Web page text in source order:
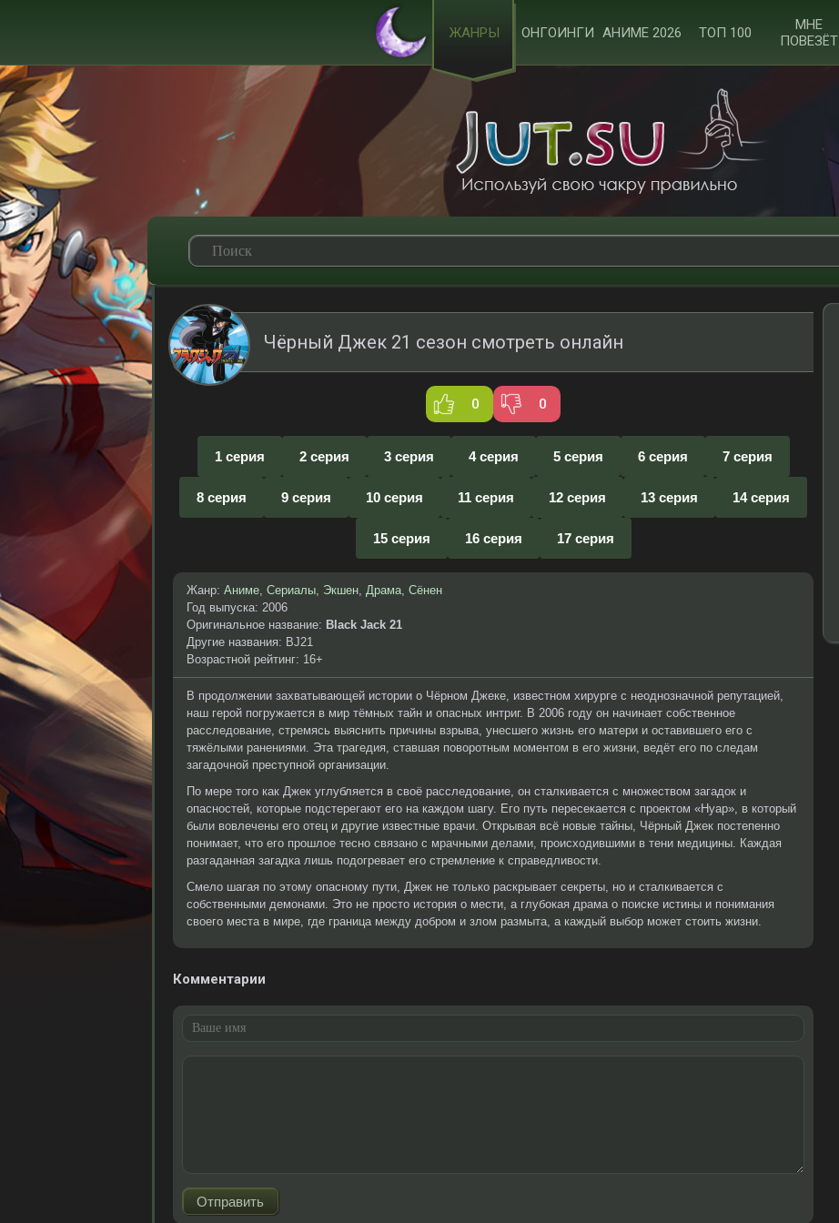
ЖАНРЫ ОНГОИНГИ АНИМЕ 2026 ТОП 100
МНЕ
ПОВЕЗЁТ
Чёрный Джек 21 сезон смотреть онлайн
0 0
1 серия 2 серия 3 серия 4 серия 5 серия 6 серия 7 серия
8 серия 9 серия 10 серия 11 серия 12 серия 13 серия 14 серия
15 серия 16 серия 17 серия
Жанр: Аниме, Сериалы, Экшен, Драма, Сёнен
Год выпуска: 2006
Оригинальное название: Black Jack 21
Другие названия: BJ21
Возрастной рейтинг: 16+
В продолжении захватывающей истории о Чёрном Джеке, известном хирурге с неоднозначной репутацией,
наш герой погружается в мир тёмных тайн и опасных интриг. В 2006 году он начинает собственное
расследование, стремясь выяснить причины взрыва, унесшего жизнь его матери и оставившего его с
тяжёлыми ранениями. Эта трагедия, ставшая поворотным моментом в его жизни, ведёт его по следам
загадочной преступной организации.
По мере того как Джек углубляется в своё расследование, он сталкивается с множеством загадок и
опасностей, которые подстерегают его на каждом шагу. Его путь пересекается с проектом «Нуар», в который
были вовлечены его отец и другие известные врачи. Открывая всё новые тайны, Чёрный Джек постепенно
понимает, что его прошлое тесно связано с мрачными делами, происходившими в тени медицины. Каждая
разгаданная загадка лишь подогревает его стремление к справедливости.
Смело шагая по этому опасному пути, Джек не только раскрывает секреты, но и сталкивается с
собственными демонами. Это не просто история о мести, а глубокая драма о поиске истины и понимания
своего места в мире, где граница между добром и злом размыта, а каждый выбор может стоить жизни.
Комментарии